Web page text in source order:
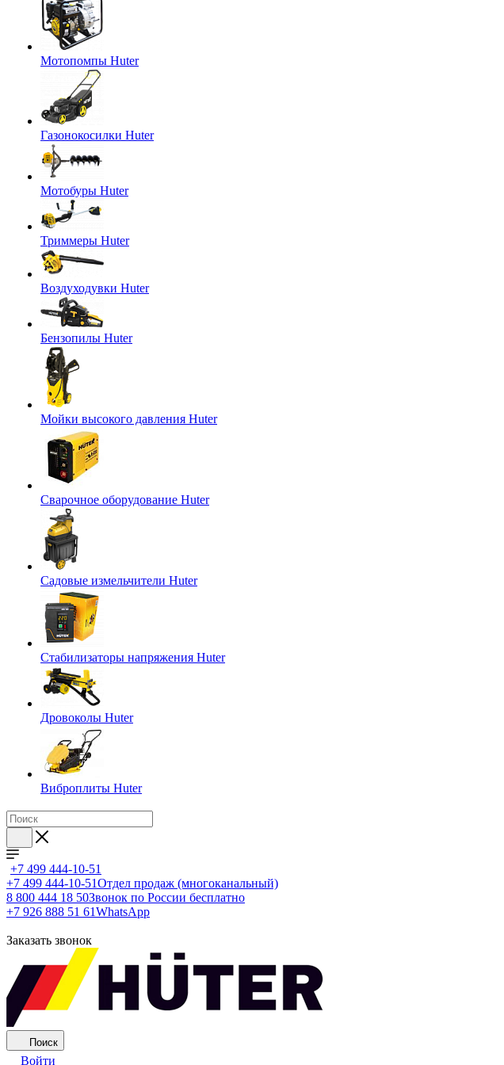
Мотопомпы Huter
Газонокосилки Huter
Мотобуры Huter
Триммеры Huter
Воздуходувки Huter
Бензопилы Huter
Мойки высокого давления Huter
Сварочное оборудование Huter
Садовые измельчители Huter
Стабилизаторы напряжения Huter
Дровоколы Huter
Виброплиты Huter
+7 499 444-10-51
+7 499 444-10-51Отдел продаж (многоканальный)
8 800 444 18 50Звонок по России бесплатно
+7 926 888 51 61WhatsApp
Заказать звонок
Поиск
Войти